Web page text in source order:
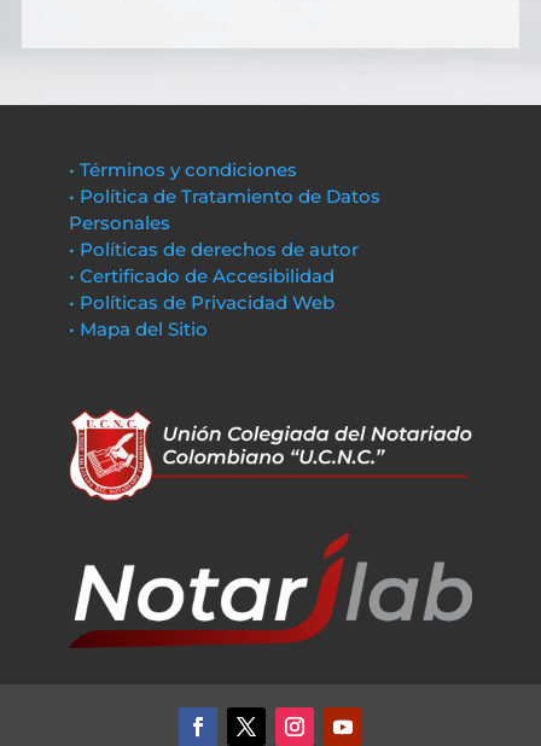
• Términos y condiciones
• Política de Tratamiento de Datos
Personales
• Políticas de derechos de autor
• Certificado de Accesibilidad
• Políticas de Privacidad Web
• Mapa del Sitio